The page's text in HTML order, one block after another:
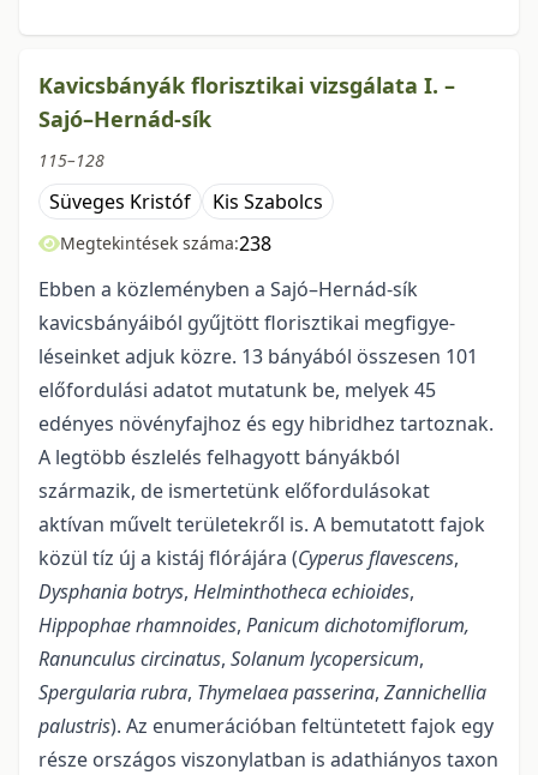
Kavicsbányák florisztikai vizsgálata I. –
Sajó–Hernád-sík
115–128
Süveges Kristóf Kis Szabolcs
Megtekintések száma:238
Ebben a közleményben a Sajó–Hernád-sík
kavicsbányáiból gyűjtött florisztikai megfigye­
léseinket adjuk közre. 13 bányából összesen 101
előfordulási adatot mutatunk be, melyek 45
edényes növényfajhoz és egy hibridhez tartoznak.
A legtöbb észlelés felhagyott bányákból
származik, de ismerte­tünk előfordulásokat
aktívan művelt területekről is. A bemutatott fajok
közül tíz új a kistáj flórájára (Cype­rus flavescens,
Dysphania botrys, Helminthotheca echioides,
Hippophae rhamnoides, Panicum dichotomiflo­rum,
Ranunculus circinatus, Solanum lycopersicum,
Spergularia rubra, Thymelaea passerina, Zannichellia
palustris). Az enumerációban feltüntetett fajok egy
része országos viszonylatban is adathiányos taxon